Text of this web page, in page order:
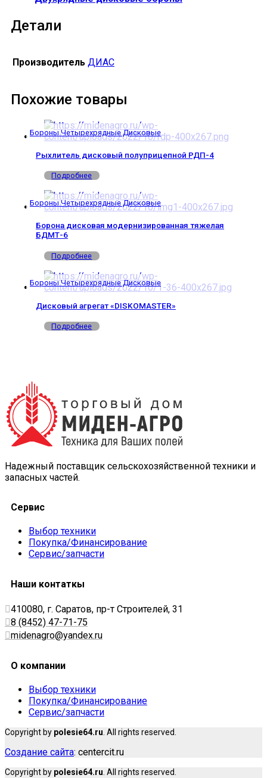
Детали
Производитель ДИАС
Похожие товары
Бороны Четырехрядные Дисковые
Рыхлитель дисковый полуприцепной РДП-4
Подробнее
Бороны Четырехрядные Дисковые
Борона дисковая модернизированная тяжелая
БДМТ-6
Подробнее
Бороны Четырехрядные Дисковые
Дисковый агрегат «DISKOMASTER»
Подробнее
Надежный поставщик сельскохозяйственной техники и
запасных частей.
Сервис
Выбор техники
Покупка/Финансирование
Сервис/запчасти
Наши контаткы
410080, г. Саратов, пр-т Строителей, 31
8 (8452) 47-71-75
midenagro@yandex.ru
О компании
Выбор техники
Покупка/Финансирование
Сервис/запчасти
Copyright by polesie64.ru. All rights reserved.
Создание сайта: centercit.ru
Copyright by polesie64.ru. All rights reserved.